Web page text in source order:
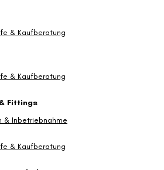
& Kaufberatung
& Kaufberatung
Fittings
& Inbetriebnahme
& Kaufberatung